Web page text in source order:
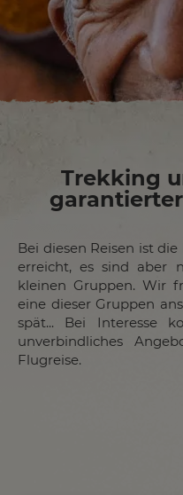
Trekking
Bei diesen Reisen ist
erreicht, es sind aber
kleinen Gruppen. Wir
eine dieser Gruppen
spät... Bei Interesse
unverbindliches
Flugreise.